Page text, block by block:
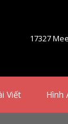
17327
Viết Hình